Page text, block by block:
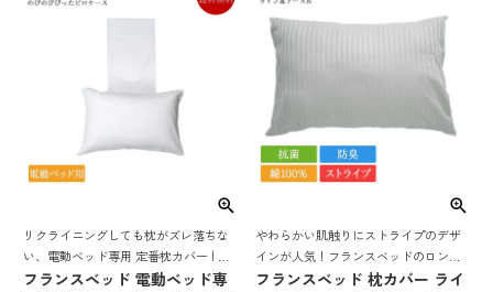
リクライニングしても枕がズレ落ちな
い、電動ベッド専用 定番枕カバー | フ
ランスベッド製 枕カバー ピローケース
フランスベッド 電動ベッド専
やわらかい肌触りにストライプのデザ
インが人気！フランスベッドのロング
セラー・枕カバー
フランスベッド 枕カバー ライ